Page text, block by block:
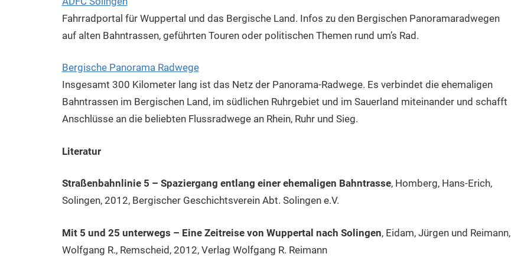
Fahrradportal für Wuppertal und das Bergische Land. Infos zu den Bergischen Panoramaradwegen
auf alten Bahntrassen, geführten Touren oder politischen Themen rund um’s Rad.
Bergische Panorama Radwege
Insgesamt 300 Kilometer lang ist das Netz der Panorama-Radwege. Es verbindet die ehemaligen
Bahntrassen im Bergischen Land, im südlichen Ruhrgebiet und im Sauerland miteinander und schafft
Anschlüsse an die beliebten Flussradwege an Rhein, Ruhr und Sieg.
Literatur
Straßenbahnlinie 5 – Spaziergang entlang einer ehemaligen Bahntrasse, Homberg, Hans-Erich,
Solingen, 2012, Bergischer Geschichtsverein Abt. Solingen e.V.
Mit 5 und 25 unterwegs – Eine Zeitreise von Wuppertal nach Solingen, Eidam, Jürgen und Reimann,
Wolfgang R., Remscheid, 2012, Verlag Wolfgang R. Reimann